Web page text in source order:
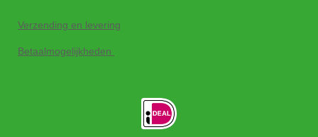
Verzending en levering
Betaalmogelijkheden